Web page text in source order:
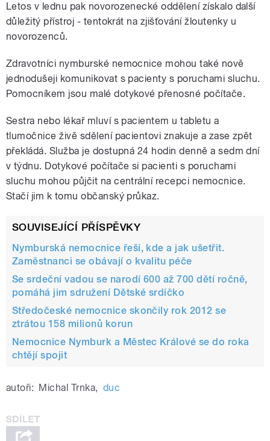
Letos v lednu pak novorozenecké oddělení získalo další
důležitý přístroj - tentokrát na zjišťování žloutenky u
novorozenců.
Zdravotníci nymburské nemocnice mohou také nově
jednodušeji komunikovat s pacienty s poruchami sluchu.
Pomocníkem jsou malé dotykové přenosné počítače.
Sestra nebo lékař mluví s pacientem u tabletu a
tlumočnice živě sdělení pacientovi znakuje a zase zpět
překládá. Služba je dostupná 24 hodin denně a sedm dní
v týdnu. Dotykové počítače si pacienti s poruchami
sluchu mohou půjčit na centrální recepci nemocnice.
Stačí jim k tomu občanský průkaz.
SOUVISEJÍCÍ PŘÍSPĚVKY
Nymburská nemocnice řeší, kde a jak ušetřit.
Zaměstnanci se obávají o kvalitu péče
Se srdeční vadou se narodí 600 až 700 dětí ročně,
pomáhá jim sdružení Dětské srdíčko
Středočeské nemocnice skončily rok 2012 se
ztrátou 158 milionů korun
Nemocnice Nymburk a Městec Králové se do roka
chtějí spojit
autoři: Michal Trnka, duc